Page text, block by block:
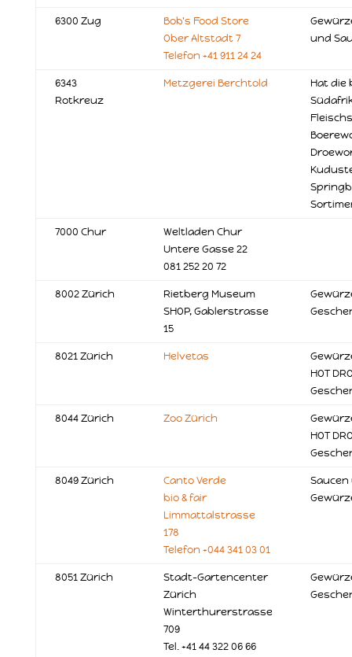
6300 Zug
Bob's Food Store
Ober Altstadt 7
Telefon +41 911 24 24
und
6343
Rotkreuz
Metzgerei Berchtold
Hat die
7000 Chur
Weltladen Chur
Untere Gasse 22
081 252 20 72
8002 Zürich
Rietberg Museum
SHOP, Gablerstrasse
15
8021 Zürich Helvetas
HOT
8044 Zürich Zoo Zürich
HOT
8049 Zürich
Canto Verde
bio & fair
Limmattalstrasse
178
Telefon +044 341 03 01
8051 Zürich
Stadt-Gartencenter
Zürich
Winterthurerstrasse
709
Tel. +41 44 322 06 66